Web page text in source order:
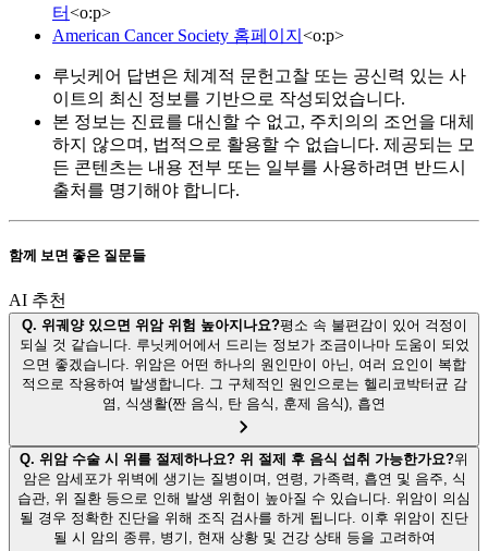
터<o:p>
American Cancer Society 홈페이지 <o:p>
루닛케어 답변은 체계적 문헌고찰 또는 공신력 있는 사
이트의 최신 정보를 기반으로 작성되었습니다.
본 정보는 진료를 대신할 수 없고, 주치의의 조언을 대체
하지 않으며, 법적으로 활용할 수 없습니다. 제공되는 모
든 콘텐츠는 내용 전부 또는 일부를 사용하려면 반드시
출처를 명기해야 합니다.
함께 보면 좋은 질문들
AI 추천
Q. 위궤양 있으면 위암 위험 높아지나요?평소 속 불편감이 있어 걱정이
되실 것 같습니다. 루닛케어에서 드리는 정보가 조금이나마 도움이 되었
으면 좋겠습니다. 위암은 어떤 하나의 원인만이 아닌, 여러 요인이 복합
적으로 작용하여 발생합니다. 그 구체적인 원인으로는 헬리코박터균 감
염, 식생활(짠 음식, 탄 음식, 훈제 음식), 흡연
Q. 위암 수술 시 위를 절제하나요? 위 절제 후 음식 섭취 가능한가요?위
암은 암세포가 위벽에 생기는 질병이며, 연령, 가족력, 흡연 및 음주, 식
습관, 위 질환 등으로 인해 발생 위험이 높아질 수 있습니다. 위암이 의심
될 경우 정확한 진단을 위해 조직 검사를 하게 됩니다. 이후 위암이 진단
될 시 암의 종류, 병기, 현재 상황 및 건강 상태 등을 고려하여